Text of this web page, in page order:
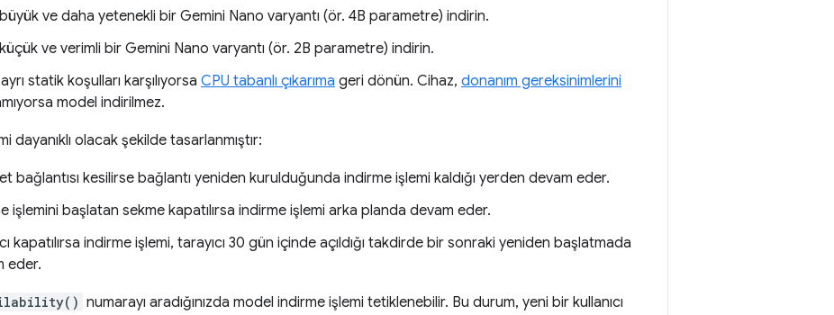
ve daha yetenekli bir Gemini Nano varyantı (ör. 4B parametre) indirin.
ve verimli bir Gemini Nano varyantı (ör. 2B parametre) indirin.
statik koşulları karşılıyorsa CPU tabanlı çıkarıma geri dönün. Cihaz, donanım gereksinimlerini
model indirilmez.
dayanıklı olacak şekilde tasarlanmıştır:
bağlantısı kesilirse bağlantı yeniden kurulduğunda indirme işlemi kaldığı yerden devam eder.
işlemini başlatan sekme kapatılırsa indirme işlemi arka planda devam eder.
kapatılırsa indirme işlemi, tarayıcı 30 gün içinde açıldığı takdirde bir sonraki yeniden başlatmada
eder.
numarayı aradığınızda model indirme işlemi tetiklenebilir. Bu durum, yeni bir kullanıcı